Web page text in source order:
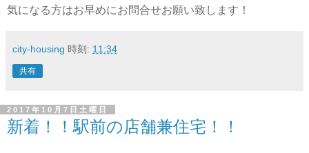
気になる方はお早めにお問合せお願い致します！
city-housing 時刻: 11:34
共有
2017年10月7日土曜日
新着！！駅前の店舗兼住宅！！